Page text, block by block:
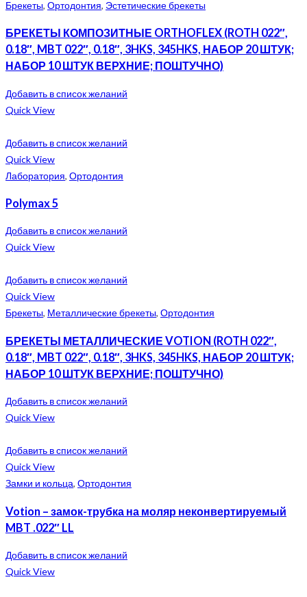
Брекеты, Ортодонтия, Эстетические брекеты
БРЕКЕТЫ КОМПОЗИТНЫЕ ORTHOFLEX (ROTH 022″,
0.18″, MBT 022″, 0.18″, 3HKS, 345HKS, НАБОР 20 ШТУК;
НАБОР 10 ШТУК ВЕРХНИЕ; ПОШТУЧНО)
Добавить в список желаний
Quick View
Добавить в список желаний
Quick View
Лаборатория, Ортодонтия
Polymax 5
Добавить в список желаний
Quick View
Добавить в список желаний
Quick View
Брекеты, Металлические брекеты, Ортодонтия
БРЕКЕТЫ МЕТАЛЛИЧЕСКИЕ VOTION (ROTH 022″,
0.18″, MBT 022″, 0.18″, 3HKS, 345HKS, НАБОР 20 ШТУК;
НАБОР 10 ШТУК ВЕРХНИЕ; ПОШТУЧНО)
Добавить в список желаний
Quick View
Добавить в список желаний
Quick View
Замки и кольца, Ортодонтия
Votion – замок-трубка на моляр неконвертируемый
MBT .022″ LL
Добавить в список желаний
Quick View